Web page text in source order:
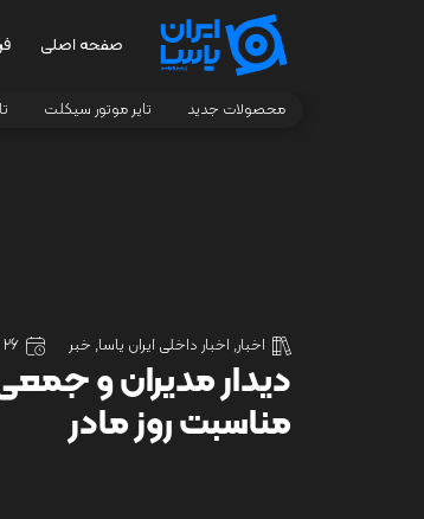
صفحه اصلی
محصولات جدید تایر موتور سیکلت
اخبار, اخبار داخلی ایران یاسا, خبر 26 آذر 1404
دیدار مدیران و جمعی
مناسبت روز مادر